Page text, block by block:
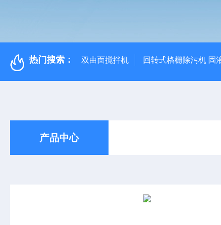
热门搜索： 双曲面搅拌机 回转式格栅除污机 固
产品中心